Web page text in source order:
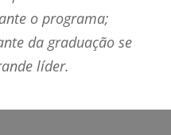
o programa;
da graduação se
líder.